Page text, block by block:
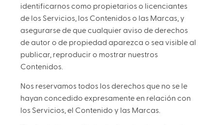
identificarnos como propietarios o licenciantes
de los Servicios, los Contenidos o las Marcas, y
asegurarse de que cualquier aviso de derechos
de autor o de propiedad aparezca o sea visible al
publicar, reproducir o mostrar nuestros
Contenidos.
Nos reservamos todos los derechos que no se le
hayan concedido expresamente en relación con
los Servicios, el Contenido y las Marcas.